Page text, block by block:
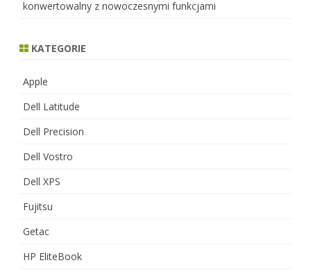
konwertowalny z nowoczesnymi funkcjami
KATEGORIE
Apple
Dell Latitude
Dell Precision
Dell Vostro
Dell XPS
Fujitsu
Getac
HP EliteBook